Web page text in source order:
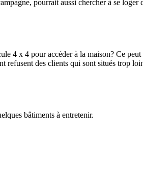
pourrait aussi chercher à se loger
4 x 4 pour accéder à la maison? Ce peut
refusent des clients qui sont situés trop
bâtiments à entretenir.